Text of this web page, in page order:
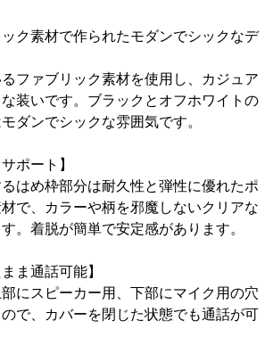
ック素材で作られたモダンでシックなデ
ファブリック素材を使用し、カジュア
装いです。ブラックとオフホワイトの
ダンでシックな雰囲気です。
ポート】
はめ枠部分は耐久性と弾性に優れたポ
で、カラーや柄を邪魔しないクリアな
。着脱が簡単で安定感があります。
ま通話可能】
にスピーカー用、下部にマイク用の穴
で、カバーを閉じた状態でも通話が可